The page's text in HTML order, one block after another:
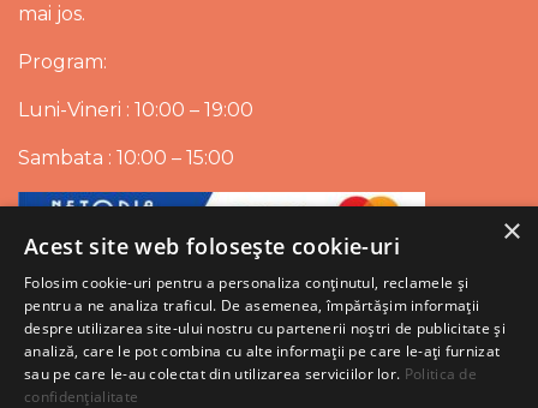
mai jos.
Program:
Luni-Vineri : 10:00 – 19:00
Sambata : 10:00 – 15:00
×
Acest site web folosește cookie-uri
Folosim cookie-uri pentru a personaliza conținutul, reclamele și
pentru a ne analiza traficul. De asemenea, împărtășim informații
despre utilizarea site-ului nostru cu partenerii noștri de publicitate și
analiză, care le pot combina cu alte informații pe care le-ați furnizat
sau pe care le-au colectat din utilizarea serviciilor lor. Politica de
confidențialitate